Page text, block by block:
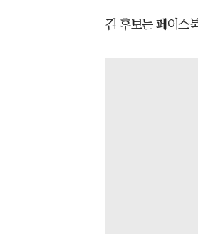
김 후보는 페이스